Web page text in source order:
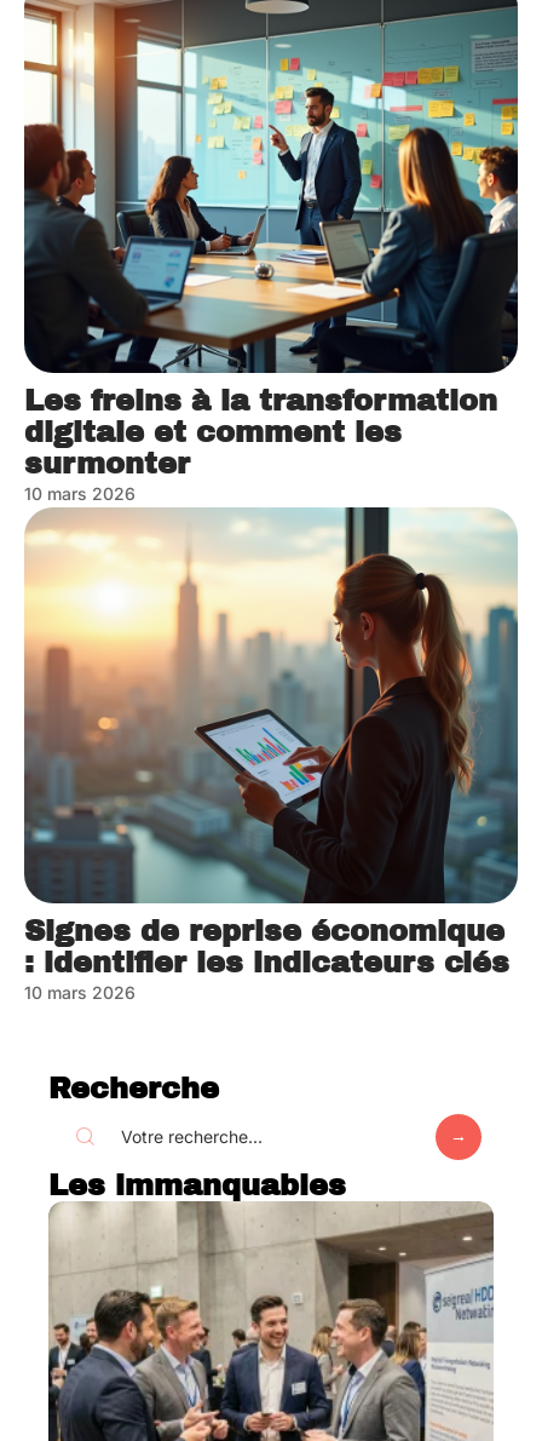
Les freins à la transformation
digitale et comment les
surmonter
10 mars 2026
Signes de reprise économique
: identifier les indicateurs clés
10 mars 2026
Recherche
Les immanquables